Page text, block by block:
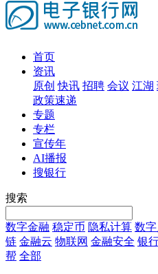
首页
资讯
原创 快讯 招聘 会议 江湖
政策速递
专题
专栏
宣传年
AI播报
搜银行
搜索
数字金融 稳定币 隐私计算 数
链 金融云 物联网 金融安全 银
帮 全部